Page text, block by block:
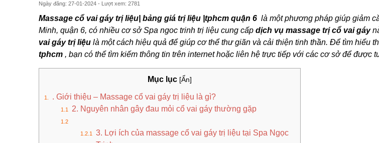
Ngày đăng: 27-01-2024 - Lượt xem: 2781
Massage cổ vai gáy trị liệu| bảng giá trị liệu |tphcm quận 6 là một phương pháp giúp giảm
Minh, quận 6, có nhiều cơ sở Spa ngoc trinh trị liệu cung cấp dịch vụ massage trị cổ vai gáy
vai gáy trị liệu là một cách hiệu quả để giúp cơ thể thư giãn và cải thiện tinh thần. Để tìm hiểu
tphcm , bạn có thể tìm kiếm thông tin trên internet hoặc liên hệ trực tiếp với các cơ sở để được
Mục lục [Ẩn]
. Giới thiệu – Massage cổ vai gáy trị liệu là gì?
2. Nguyên nhân gây đau mỏi cổ vai gáy thường gặp
3. Lợi ích của massage cổ vai gáy trị liệu tại Spa Ngọc